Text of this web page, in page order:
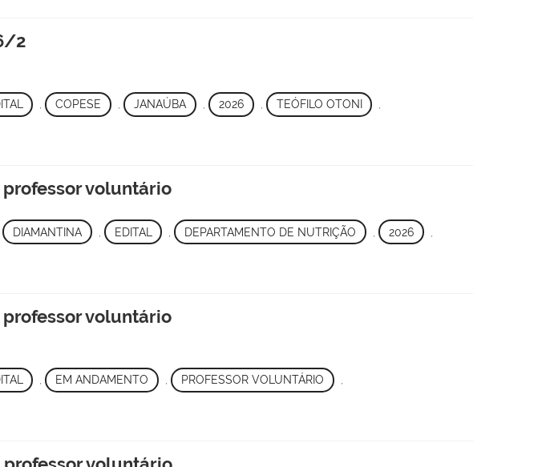
2
, COPESE , JANAÚBA , 2026 , TEÓFILO OTONI ,
voluntário
DIAMANTINA EDITAL , DEPARTAMENTO DE NUTRIÇÃO , 2026
voluntário
, EM ANDAMENTO , PROFESSOR VOLUNTÁRIO ,